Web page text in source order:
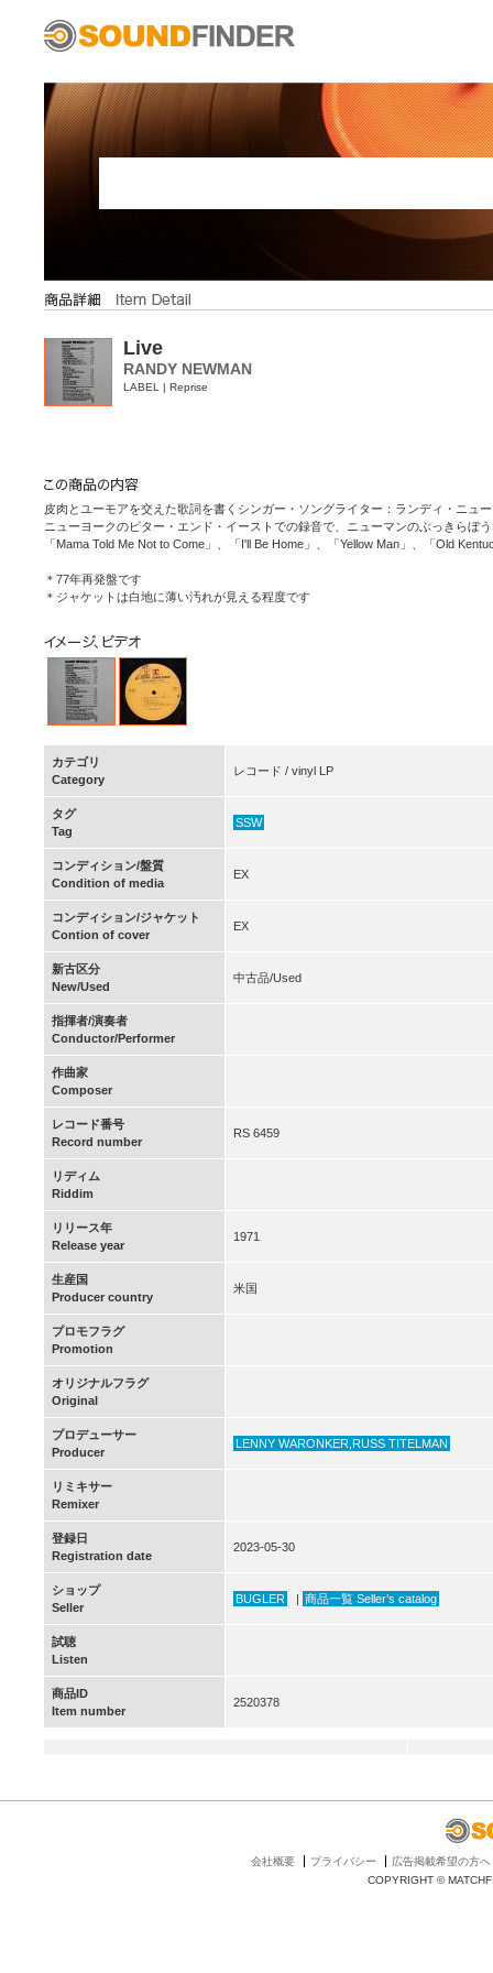
Live
RANDY NEWMAN
LABEL | Reprise
皮肉とユーモアを交えた歌詞を書くシンガー・ソングライター：ランディ・ニュ
ニューヨークのビター・エンド・イーストでの録音で、ニューマンのぶっきらぼ
「Mama Told Me Not to Come」、「I'll Be Home」、「Yellow Man」、「Old
＊77年再発盤です
＊ジャケットは白地に薄い汚れが見える程度です
カテゴリ
Category
レコード / vinyl LP
タグ
Tag
SSW
コンディション/盤質
Condition of media
EX
コンディション/ジャケット
Contion of cover
EX
新古区分
New/Used
中古品/Used
指揮者/演奏者
Conductor/Performer
作曲家
Composer
レコード番号
Record number
RS 6459
リディム
Riddim
リリース年
Release year
1971
生産国
Producer country
米国
プロモフラグ
Promotion
オリジナルフラグ
Original
プロデューサー
Producer
LENNY WARONKER,RUSS TITELMAN
リミキサー
Remixer
登録日
Registration date
2023-05-30
ショップ
Seller
BUGLER | 商品一覧 Seller’s catalog
試聴
Listen
商品ID
Item number
2520378
会社概要 プライバシー
広告掲載希望の方へ
COPYRIGHT ©